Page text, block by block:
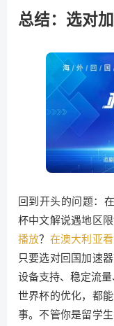
总结：选对
回到开头的问题：
杯中文解说遇地区限
播放？ 在澳大利亚
只要选对回国加速
设备支持、稳定流
世界杯的优化，都
事。不管你是留学